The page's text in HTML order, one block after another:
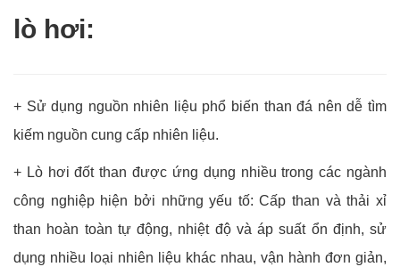
lò hơi:
+ Sử dụng nguồn nhiên liệu phổ biến than đá nên dễ tìm
kiếm nguồn cung cấp nhiên liệu.
+ Lò hơi đốt than được ứng dụng nhiều trong các ngành
công nghiệp hiện bởi những yếu tố: Cấp than và thải xỉ
than hoàn toàn tự động, nhiệt độ và áp suất ổn định, sử
dụng nhiều loại nhiên liệu khác nhau, vận hành đơn giản,